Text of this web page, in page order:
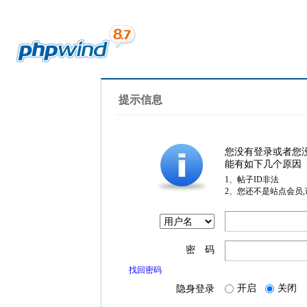
提示信息
您没有登录或者您
能有如下几个原因
1、帖子ID非法
2、您还不是站点会员
密 码
找回密码
隐身登录 开启 关闭